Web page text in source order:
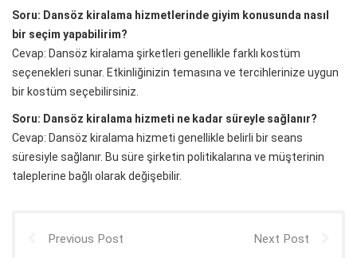
Soru: Dansöz kiralama hizmetlerinde giyim konusunda nasıl
bir seçim yapabilirim?
Cevap: Dansöz kiralama şirketleri genellikle farklı kostüm
seçenekleri sunar. Etkinliğinizin temasına ve tercihlerinize uygun
bir kostüm seçebilirsiniz.
Soru: Dansöz kiralama hizmeti ne kadar süreyle sağlanır?
Cevap: Dansöz kiralama hizmeti genellikle belirli bir seans
süresiyle sağlanır. Bu süre şirketin politikalarına ve müşterinin
taleplerine bağlı olarak değişebilir.
Previous Post Next Post